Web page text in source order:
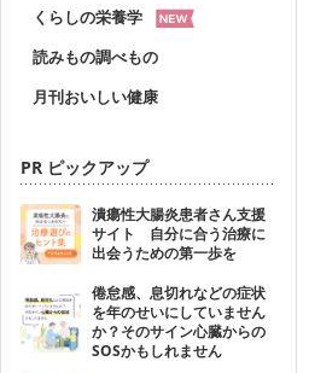
くらしの栄養学
読みもの調べもの
月刊おいしい健康
PR ピックアップ
潰瘍性大腸炎患者さん支援
サイト 自分に合う治療に
出会うための第一歩を
倦怠感、息切れなどの症状
を年のせいにしていません
か？そのサイン心臓からの
SOSかもしれません